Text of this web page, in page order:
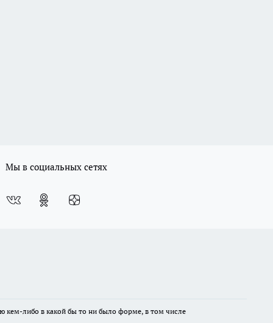
Мы в социальных сетях
кем-либо в какой бы то ни было форме, в том числе